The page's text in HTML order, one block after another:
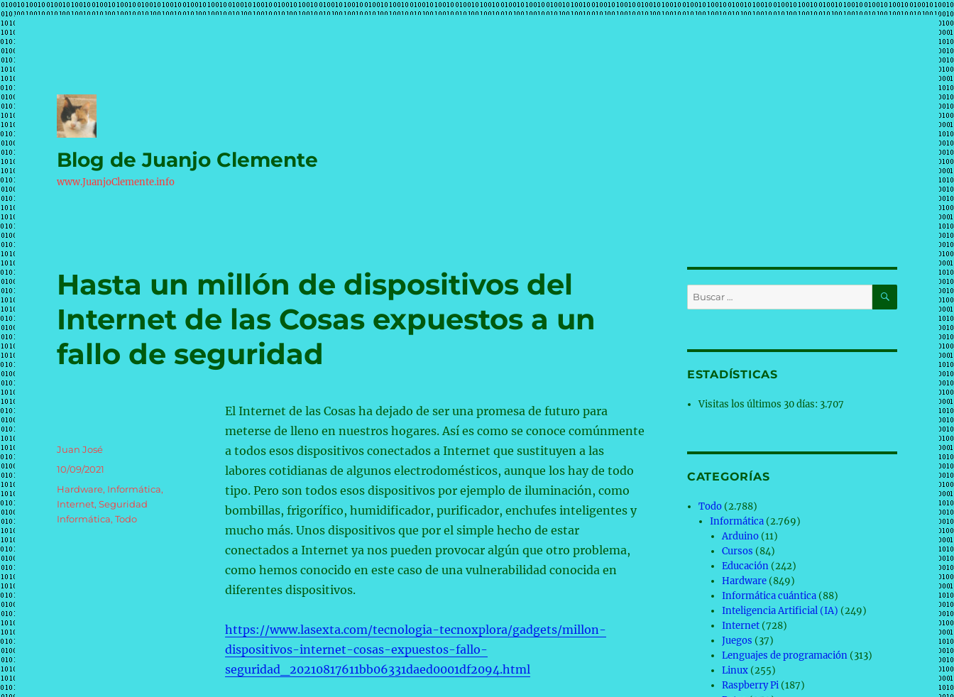
Blog de Juanjo Clemente
www.JuanjoClemente.info
Hasta un millón de dispositivos del
Internet de las Cosas expuestos a un
fallo de seguridad
El Internet de las Cosas ha dejado de ser una promesa de futuro para
meterse de lleno en nuestros hogares. Así es como se conoce comúnmente
a todos esos dispositivos conectados a Internet que sustituyen a las
labores cotidianas de algunos electrodomésticos, aunque los hay de todo
tipo. Pero son todos esos dispositivos por ejemplo de iluminación, como
bombillas, frigorífico, humidificador, purificador, enchufes inteligentes y
mucho más. Unos dispositivos que por el simple hecho de estar
conectados a Internet ya nos pueden provocar algún que otro problema,
como hemos conocido en este caso de una vulnerabilidad conocida en
diferentes dispositivos.
https://www.lasexta.com/tecnologia-tecnoxplora/gadgets/millon-
dispositivos-internet-cosas-expuestos-fallo-
seguridad_20210817611bb06331daed0001df2094.html
Autor
Juan José
Publicado
10/09/2021
Categorías
Hardware, Informática,
Internet,Seguridad
Informática,Todo
Buscar
por:
BUSCAR
ESTADÍSTICAS
Visitas los últimos 30 días: 3.707
CATEGORÍAS
Todo (2.788)
Informática (2.769)
Arduino(11)
Cursos (84)
Educación(242)
Hardware(849)
Informática cuántica(88)
Inteligencia Artificial (IA) (249)
Internet(728)
Juegos (37)
Lenguajes de programación(313)
Linux(255)
Raspberry Pi(187)